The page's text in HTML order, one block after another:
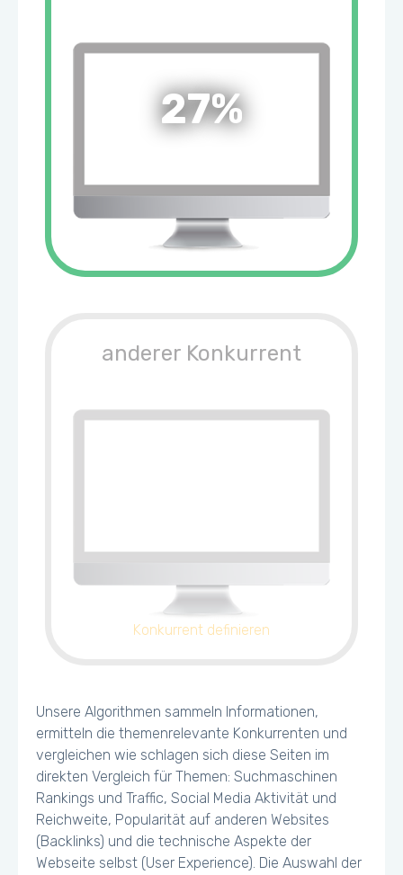
27%
anderer Konkurrent
Konkurrent definieren
Unsere Algorithmen sammeln Informationen,
ermitteln die themenrelevante Konkurrenten und
vergleichen wie schlagen sich diese Seiten im
direkten Vergleich für Themen: Suchmaschinen
Rankings und Traffic, Social Media Aktivität und
Reichweite, Popularität auf anderen Websites
(Backlinks) und die technische Aspekte der
Webseite selbst (User Experience). Die Auswahl der